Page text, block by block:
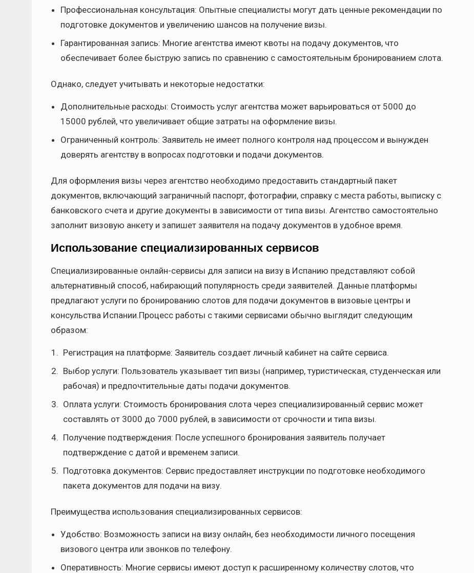
Профессиональная консультация: Опытные специалисты могут дать ценные рекомендации по
подготовке документов и увеличению шансов на получение визы.
Гарантированная запись: Многие агентства имеют квоты на подачу документов, что
обеспечивает более быструю запись по сравнению с самостоятельным бронированием слота.
Однако, следует учитывать и некоторые недостатки:
Дополнительные расходы: Стоимость услуг агентства может варьироваться от 5000 до
15000 рублей, что увеличивает общие затраты на оформление визы.
Ограниченный контроль: Заявитель не имеет полного контроля над процессом и вынужден
доверять агентству в вопросах подготовки и подачи документов.
Для оформления визы через агентство необходимо предоставить стандартный пакет
документов, включающий заграничный паспорт, фотографии, справку с места работы, выписку с
банковского счета и другие документы в зависимости от типа визы. Агентство самостоятельно
заполнит визовую анкету и запишет заявителя на подачу документов в удобное время.
Использование специализированных сервисов
Специализированные онлайн-сервисы для записи на визу в Испанию представляют собой
альтернативный способ, набирающий популярность среди заявителей. Данные платформы
предлагают услуги по бронированию слотов для подачи документов в визовые центры и
консульства Испании.Процесс работы с такими сервисами обычно выглядит следующим
образом:
Регистрация на платформе: Заявитель создает личный кабинет на сайте сервиса.
Выбор услуги: Пользователь указывает тип визы (например, туристическая, студенческая или
рабочая) и предпочтительные даты подачи документов.
Оплата услуги: Стоимость бронирования слота через специализированный сервис может
составлять от 3000 до 7000 рублей, в зависимости от срочности и типа визы.
Получение подтверждения: После успешного бронирования заявитель получает
подтверждение с датой и временем записи.
Подготовка документов: Сервис предоставляет инструкции по подготовке необходимого
пакета документов для подачи на визу.
Преимущества использования специализированных сервисов:
Удобство: Возможность записи на визу онлайн, без необходимости личного посещения
визового центра или звонков по телефону.
Оперативность: Многие сервисы имеют доступ к расширенному количеству слотов, что